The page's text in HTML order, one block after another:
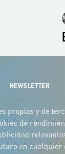
NEWSLETTER
propias y de
de
en cualquier